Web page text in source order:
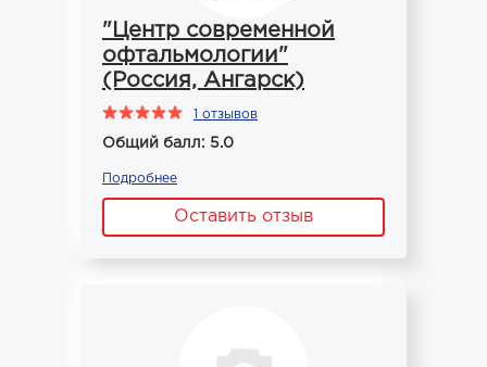
"Центр современной
офтальмологии"
(Россия, Ангарск)
1 отзывов
Общий балл: 5.0
Подробнее
Оставить отзыв